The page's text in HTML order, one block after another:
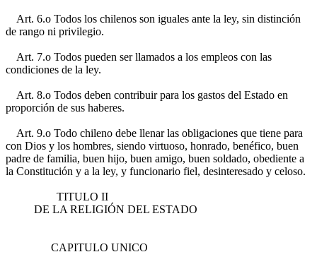
Art. 6.o Todos los chilenos son iguales ante la ley, sin distinción
de rango ni privilegio.
Art. 7.o Todos pueden ser llamados a los empleos con las
condiciones de la ley.
Art. 8.o Todos deben contribuir para los gastos del Estado en
proporción de sus haberes.
Art. 9.o Todo chileno debe llenar las obligaciones que tiene para
con Dios y los hombres, siendo virtuoso, honrado, benéfico, buen
padre de familia, buen hijo, buen amigo, buen soldado, obediente a
la Constitución y a la ley, y funcionario fiel, desinteresado y celoso.
TITULO II
DE LA RELIGIÓN DEL ESTADO
CAPITULO UNICO